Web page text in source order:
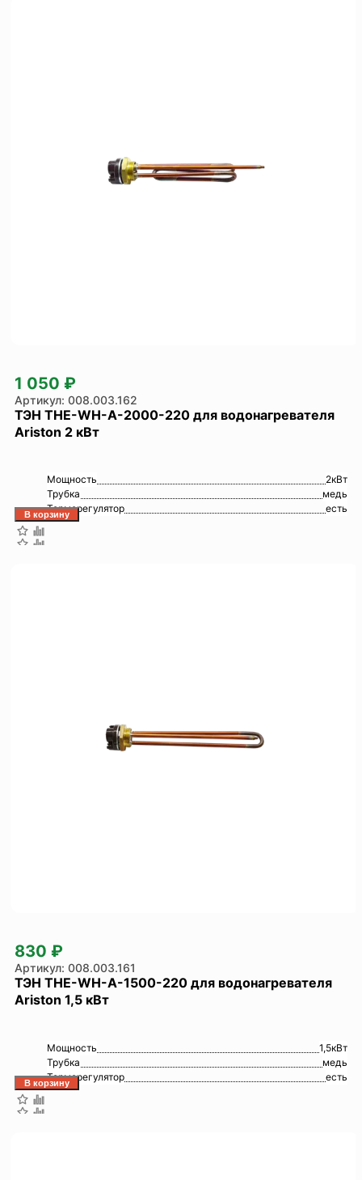
1 050 ₽
008.003.162
ТЭН THE-WH-A-2000-220 для водонагревателя
Ariston 2 кВт
Мощность
2кВт
Трубка
медь
Терморегулятор
есть
830 ₽
008.003.161
ТЭН THE-WH-A-1500-220 для водонагревателя
Ariston 1,5 кВт
Мощность
1,5кВт
Трубка
медь
Терморегулятор
есть